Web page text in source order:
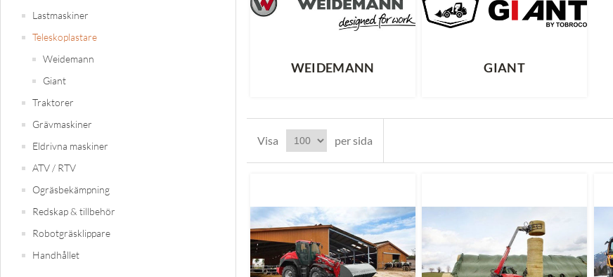
Lastmaskiner
Teleskoplastare
Weidemann
Giant
Traktorer
Grävmaskiner
Eldrivna maskiner
ATV / RTV
Ogräsbekämpning
Redskap & tillbehör
Robotgräsklippare
Handhållet
WEIDEMANN GIANT
Visa per sida